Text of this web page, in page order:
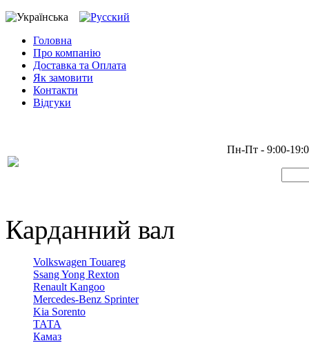
Головна
Про компанію
Доставка та Оплата
Як замовити
Контакти
Відгуки
Пн-Пт - 9:00-
Карданний вал
Volkswagen Touareg
Ssang Yong Rexton
Renault Kangoo
Mercedes-Benz Sprinter
Kia Sorento
ТАТА
Камаз